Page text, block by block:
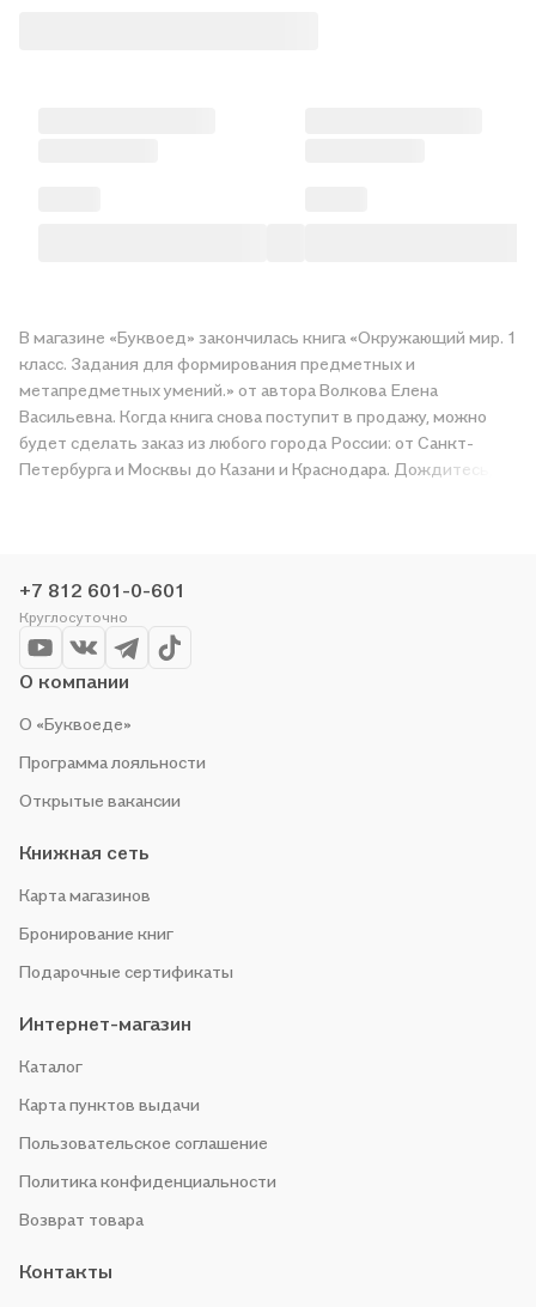
В магазине «Буквоед» закончилась книга «Окружающий мир. 1
класс. Задания для формирования предметных и
метапредметных умений.» от автора Волкова Елена
Васильевна. Когда книга снова поступит в продажу, можно
будет сделать заказ из любого города России: от Санкт-
Петербурга и Москвы до Казани и Краснодара. Дождитесь,
всё, чтобы вы могли купить понравившуюся историю по
приятной цене. Например, организуем конкурсы и проводим
акции. Оставайтесь с нами, чтобы не упустить выгоду!
+7 812 601-0-601
Круглосуточно
О компании
О «Буквоеде»
Программа лояльности
Открытые вакансии
Книжная сеть
Карта магазинов
Бронирование книг
Подарочные сертификаты
Интернет-магазин
Каталог
Карта пунктов выдачи
Пользовательское соглашение
Политика конфиденциальности
Возврат товара
Контакты